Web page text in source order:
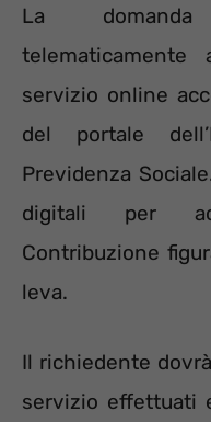
La
telematicamente
servizio online
del portale
Previdenza
digitali per
Contribuzione
leva.
Il richiedente
servizio effettuati